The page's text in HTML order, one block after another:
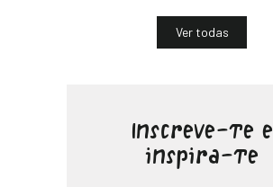
Ver todas
Inscreve-te e
inspira-te